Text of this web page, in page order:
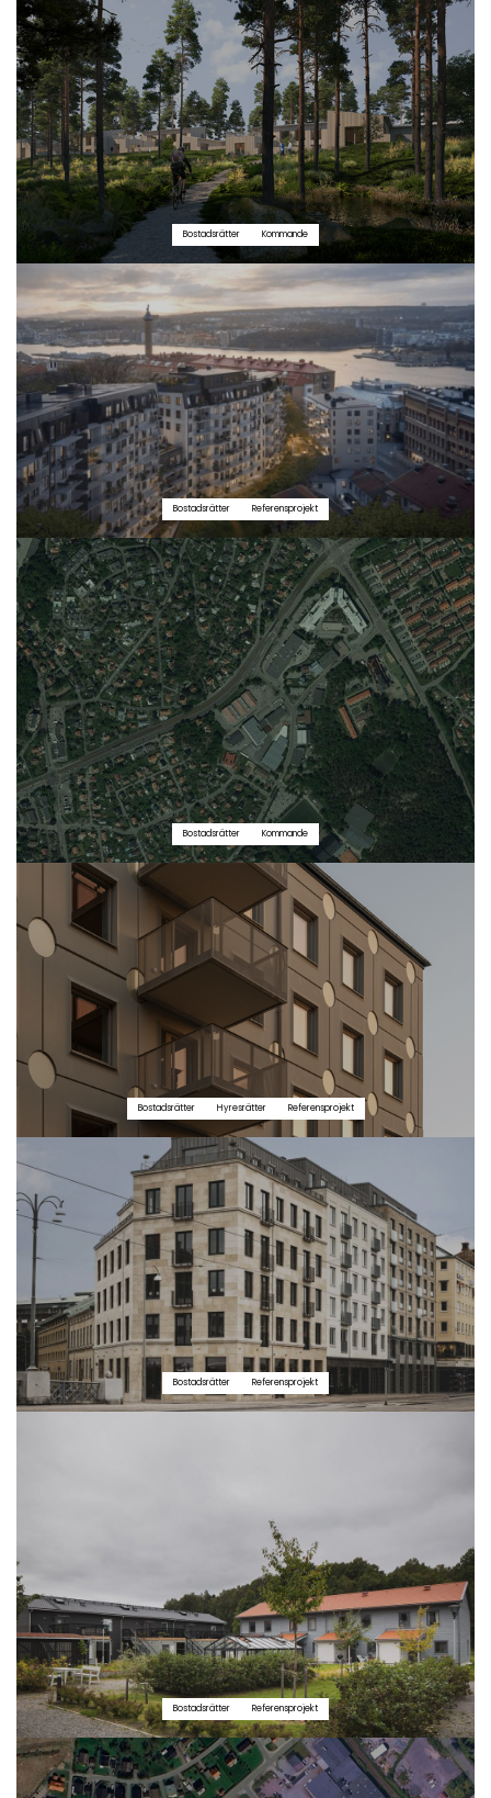
Bostadsrätter Kommande
Bostadsrätter Referensprojekt
Bostadsrätter Kommande
Bostadsrätter Hyresrätter Referensprojekt
Bostadsrätter Referensprojekt
Bostadsrätter Referensprojekt